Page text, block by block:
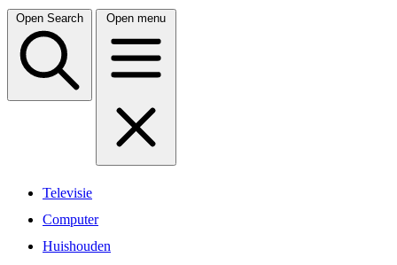
Open Search Open menu
Televisie
Computer
Huishouden